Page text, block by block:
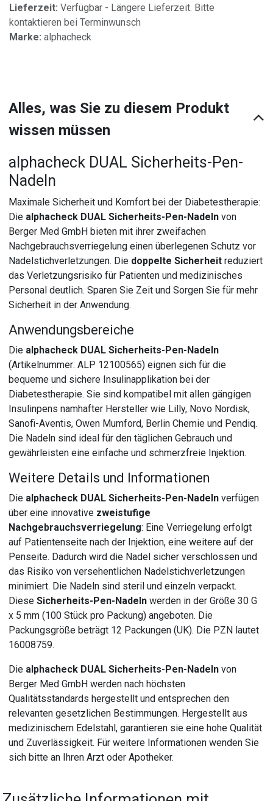
Lieferzeit: Verfügbar - Längere Lieferzeit. Bitte
kontaktieren bei Terminwunsch
Marke: alphacheck
Alles, was Sie zu diesem Produkt
wissen müssen
alphacheck DUAL Sicherheits-Pen-
Nadeln
Maximale Sicherheit und Komfort bei der Diabetestherapie:
Die alphacheck DUAL Sicherheits-Pen-Nadeln von
Berger Med GmbH bieten mit ihrer zweifachen
Nachgebrauchsverriegelung einen überlegenen Schutz vor
Nadelstichverletzungen. Die doppelte Sicherheit reduziert
das Verletzungsrisiko für Patienten und medizinisches
Personal deutlich. Sparen Sie Zeit und Sorgen Sie für mehr
Sicherheit in der Anwendung.
Anwendungsbereiche
Die alphacheck DUAL Sicherheits-Pen-Nadeln
(Artikelnummer: ALP 12100565) eignen sich für die
bequeme und sichere Insulinapplikation bei der
Diabetestherapie. Sie sind kompatibel mit allen gängigen
Insulinpens namhafter Hersteller wie Lilly, Novo Nordisk,
Sanofi-Aventis, Owen Mumford, Berlin Chemie und Pendiq.
Die Nadeln sind ideal für den täglichen Gebrauch und
gewährleisten eine einfache und schmerzfreie Injektion.
Weitere Details und Informationen
Die alphacheck DUAL Sicherheits-Pen-Nadeln verfügen
über eine innovative zweistufige
Nachgebrauchsverriegelung: Eine Verriegelung erfolgt
auf Patientenseite nach der Injektion, eine weitere auf der
Penseite. Dadurch wird die Nadel sicher verschlossen und
das Risiko von versehentlichen Nadelstichverletzungen
minimiert. Die Nadeln sind steril und einzeln verpackt.
DieseSicherheits-Pen-Nadeln werden in der Größe 30 G
x 5 mm (100 Stück pro Packung) angeboten. Die
Packungsgröße beträgt 12 Packungen (UK). Die PZN lautet
16008759.
Die alphacheck DUAL Sicherheits-Pen-Nadeln von
Berger Med GmbH werden nach höchsten
Qualitätsstandards hergestellt und entsprechen den
relevanten gesetzlichen Bestimmungen. Hergestellt aus
medizinischem Edelstahl, garantieren sie eine hohe Qualität
und Zuverlässigkeit. Für weitere Informationen wenden Sie
sich bitte an Ihren Arzt oder Apotheker.